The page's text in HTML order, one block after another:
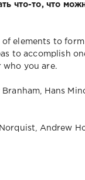
что-то, что
of elements to
to accomplish
who you are.
Hans
Andrew